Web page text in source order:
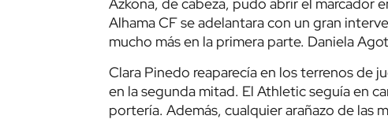
Azkona, de cabeza, pudo abrir el marcador
Alhama CF se adelantara con un gran
mucho más en la primera parte. Daniela
Clara Pinedo reaparecía en los terrenos de
en la segunda mitad. El Athletic seguía en
portería. Además, cualquier arañazo de las